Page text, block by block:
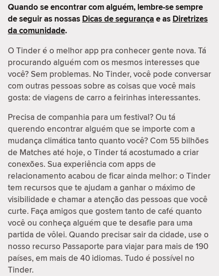
Quando se encontrar com alguém, lembre-se sempre
de seguir as nossas Dicas de segurançae as Diretrizes
da comunidade.
O Tinder é o melhor app pra conhecer gente nova. Tá
procurando alguém com os mesmos interesses que
você? Sem problemas. No Tinder, você pode conversar
com outras pessoas sobre as coisas que você mais
gosta: de viagens de carro a feirinhas interessantes.
Precisa de companhia para um festival? Ou tá
querendo encontrar alguém que se importe com a
mudança climática tanto quanto você? Com 55 bilhões
de Matches até hoje, o Tinder tá acostumado a criar
conexões. Sua experiência com apps de
relacionamento acabou de ficar ainda melhor: o Tinder
tem recursos que te ajudam a ganhar o máximo de
visibilidade e chamar a atenção das pessoas que você
curte. Faça amigos que gostem tanto de café quanto
você ou conheça alguém que te desafie para uma
partida de vôlei. Quando precisar sair da cidade, use o
nosso recurso Passaporte para viajar para mais de 190
países, em mais de 40 idiomas. Tudo é possível no
Tinder.